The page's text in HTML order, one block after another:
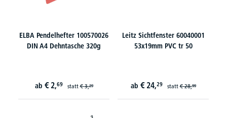
ELBA Pendelhefter 100570026
DIN A4 Dehntasche 320g
ab € 2,69 statt€ 3,29
Leitz Sichtfenster 60040001
53x19mm PVC tr 50
ab € 24,29 statt€ 28,99